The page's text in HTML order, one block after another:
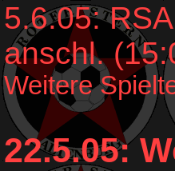
5.6.05:
anschl.
Weitere
22.5.05: